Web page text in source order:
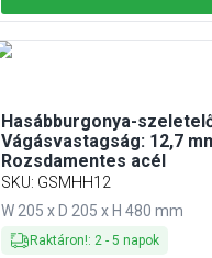
Hasábburgonya-
Vágásvastagság: 12,7
Rozsdamentes acél
SKU: GSMHH12
W 205 x D 205 x H 480 mm
Raktáron!: 2 -5 napok